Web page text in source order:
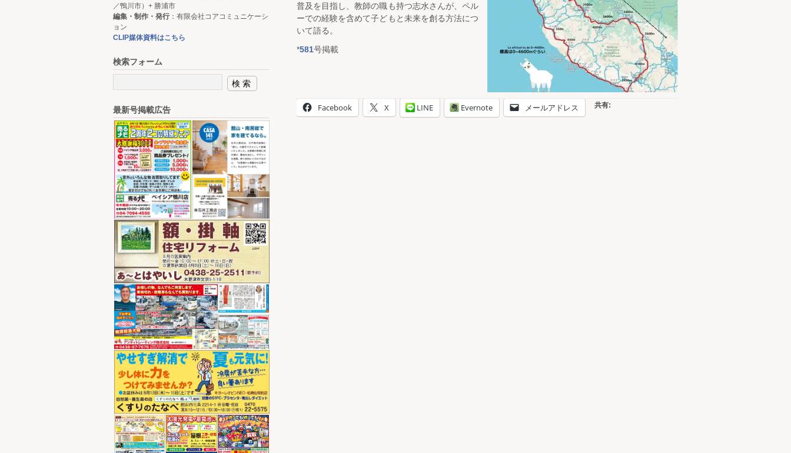
普及を目指し、教師の職も持つ志水さんが、ペル
ーでの経験を含めて子どもと未来を創る方法につ
いて語る。
*581号掲載
共有:
Facebook X LINE Evernote メールアドレス
／鴨川市）+ 勝浦市
編集・制作・発行：有限会社コアコミュニケーシ
ョン
CLIP媒体資料はこちら
検索フォーム
最新号掲載広告